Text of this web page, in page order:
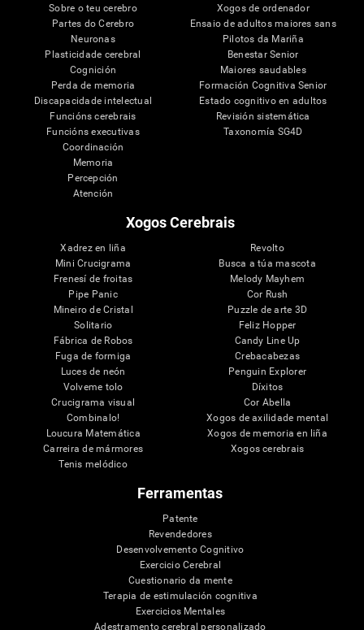
Sobre o teu cerebro
Partes do Cerebro
Neuronas
Plasticidade cerebral
Cognición
Perda de memoria
Discapacidade intelectual
Funcións cerebrais
Funcións executivas
Coordinación
Memoria
Percepción
Atención
Xogos de ordenador
Ensaio de adultos maiores sans
Pilotos da Mariña
Benestar Senior
Maiores saudables
Formación Cognitiva Senior
Estado cognitivo en adultos
Revisión sistemática
Taxonomía SG4D
Xogos Cerebrais
Xadrez en liña
Mini Crucigrama
Frenesí de froitas
Pipe Panic
Mineiro de Cristal
Solitario
Fábrica de Robos
Fuga de formiga
Luces de neón
Volveme tolo
Crucigrama visual
Combinalo!
Loucura Matemática
Carreira de mármores
Tenis melódico
Revolto
Busca a túa mascota
Melody Mayhem
Cor Rush
Puzzle de arte 3D
Feliz Hopper
Candy Line Up
Crebacabezas
Penguin Explorer
Díxitos
Cor Abella
Xogos de axilidade mental
Xogos de memoria en liña
Xogos cerebrais
Ferramentas
Patente
Revendedores
Desenvolvemento Cognitivo
Exercicio Cerebral
Cuestionario da mente
Terapia de estimulación cognitiva
Exercicios Mentales
Adestramento cerebral personalizado